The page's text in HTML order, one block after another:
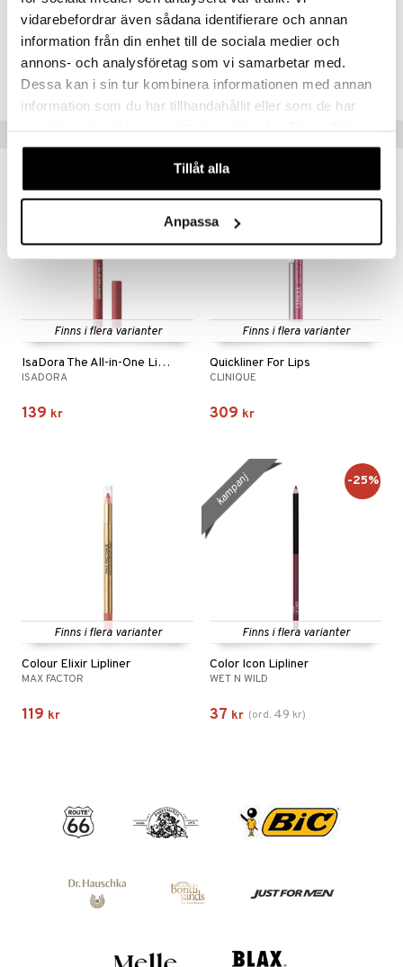
vidarebefordrar även sådana identifierare och annan
information från din enhet till de sociala medier och
annons- och analysföretag som vi samarbetar med.
Dessa kan i sin tur kombinera informationen med annan
information som du har tillhandahållit eller som de har
våra cookies vid fortsatt användande av vår webbplats.
Tillåt alla
Anpassa
Artikelnr
CME16-N1-5-001-XX
Lägsta pris senaste 30 dagarna: 249 kr
Finns i flera varianter
IsaDora The All-in-One Lipliner
ISADORA
139 kr
gåva på köpet!
Finns i flera varianter
Quickliner For Lips
CLINIQUE
309 kr
Finns i flera varianter
Colour Elixir Lipliner
MAX FACTOR
119 kr
Finns i flera varianter
Color Icon Lipliner
WET N WILD
37 kr (ord. 49 kr)
kampanj -25%